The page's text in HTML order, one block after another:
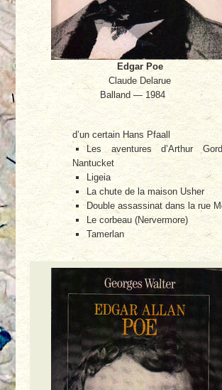
Edgar Poe
Claude Delarue
Balland — 1984
d’un certain Hans Pfaall
Les aventures d’Arthur
Nantucket
Ligeia
La chute de la maison Usher
Double assassinat dans la rue
Le corbeau (Nervermore)
Tamerlan